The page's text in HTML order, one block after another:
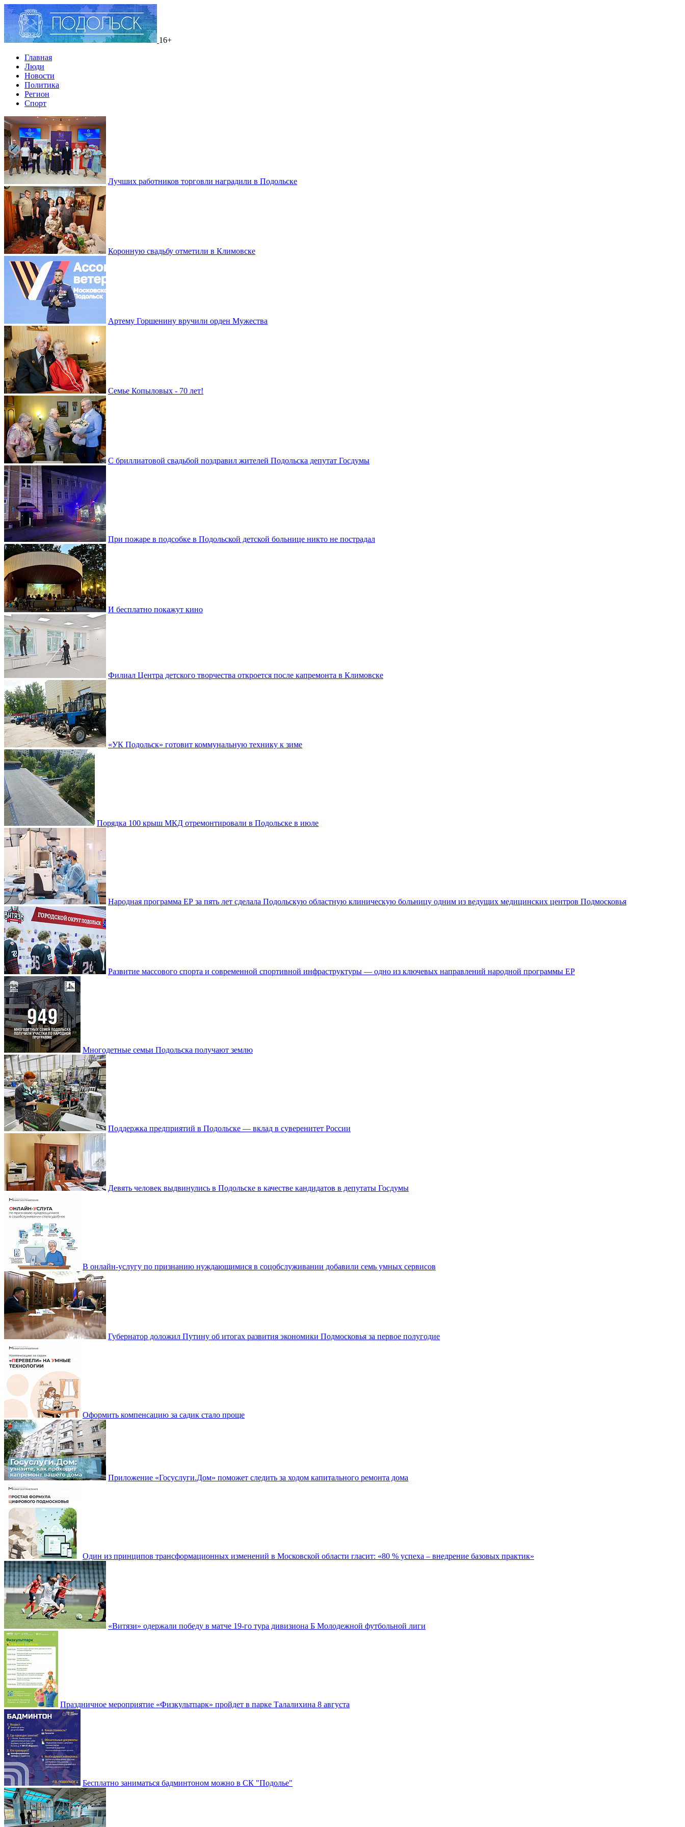
16+
Главная
Люди
Новости
Политика
Регион
Спорт
Лучших работников торговли наградили в Подольске
Коронную свадьбу отметили в Климовске
Артему Горшенину вручили орден Мужества
Семье Копыловых - 70 лет!
С бриллиатовой свадьбой поздравил жителей Подольска депутат Госдумы
При пожаре в подсобке в Подольской детской больнице никто не пострадал
И бесплатно покажут кино
Филиал Центра детского творчества откроется после капремонта в Климовске
«УК Подольск» готовит коммунальную технику к зиме
Порядка 100 крыш МКД отремонтировали в Подольске в июле
Народная программа ЕР за пять лет сделала Подольскую областную клиническую больницу одним из ведущих медицинских центров Подмосковья
Развитие массового спорта и современной спортивной инфраструктуры — одно из ключевых направлений народной программы ЕР
Многодетные семьи Подольска получают землю
Поддержка предприятий в Подольске — вклад в суверенитет России
Девять человек выдвинулись в Подольске в качестве кандидатов в депутаты Госдумы
В онлайн-услугу по признанию нуждающимися в соцобслуживании добавили семь умных сервисов
Губернатор доложил Путину об итогах развития экономики Подмосковья за первое полугодие
Оформить компенсацию за садик стало проще
Приложение «Госуслуги.Дом» поможет следить за ходом капитального ремонта дома
Один из принципов трансформационных изменений в Московской области гласит: «80 % успеха – внедрение базовых практик»
«Витязи» одержали победу в матче 19-го тура дивизиона Б Молодежной футбольной лиги
Праздничное мероприятие «Физкультпарк» пройдет в парке Талалихина 8 августа
Бесплатно заниматься бадминтоном можно в СК "Подолье"